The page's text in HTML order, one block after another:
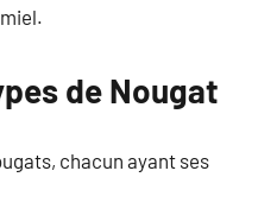
de Nougat
chacun ayant ses